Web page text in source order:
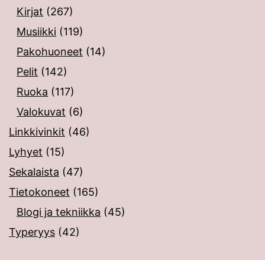
Kirjat (267)
Musiikki (119)
Pakohuoneet (14)
Pelit (142)
Ruoka (117)
Valokuvat (6)
Linkkivinkit (46)
Lyhyet (15)
Sekalaista (47)
Tietokoneet (165)
Blogi ja tekniikka (45)
Typeryys (42)